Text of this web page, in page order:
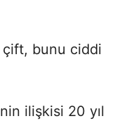
bunu ciddi
ilişkisi 20 yıl